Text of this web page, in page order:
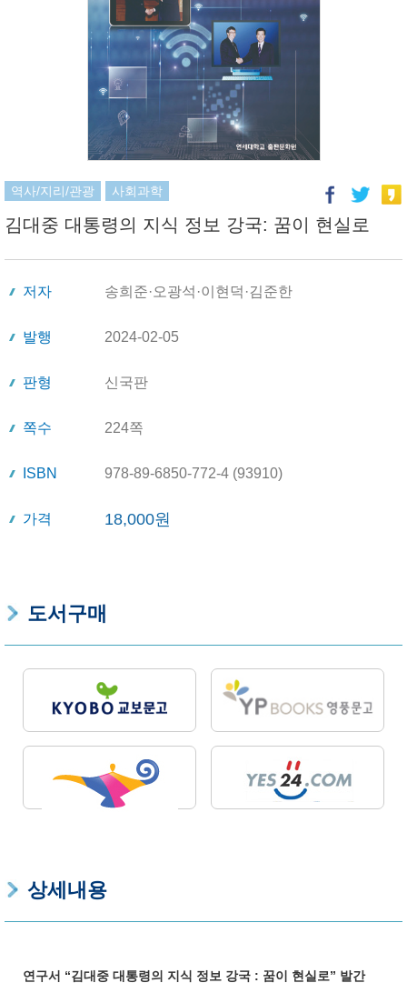
역사/지리/관광 사회과학
김대중 대통령의 지식 정보 강국: 꿈이 현실로
저자 송희준·오광석·이현덕·김준한
발행 2024-02-05
판형 신국판
쪽수 224쪽
ISBN 978-89-6850-772-4 (93910)
가격 18,000원
도서구매
상세내용
연구서 “김대중 대통령의 지식 정보 강국 : 꿈이 현실로” 발간